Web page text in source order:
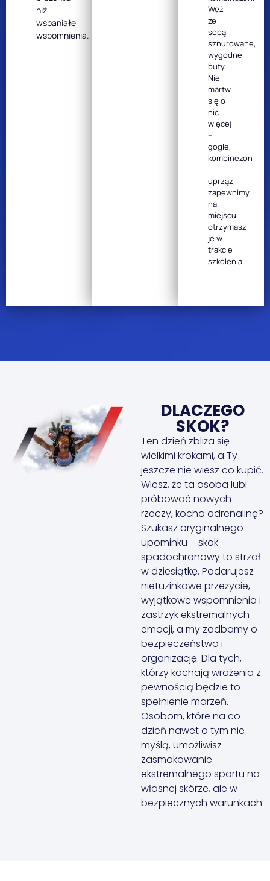
niż
wspaniałe
wspomnienia.
Weź
ze
sobą
sznurowane,
wygodne
buty.
Nie
martw
się o
nic
więcej
–
gogle,
kombinezon
i
uprząż
zapewnimy
na
miejscu,
otrzymasz
je w
trakcie
szkolenia.
DLACZEGO
SKOK?
Ten dzień zbliża się
wielkimi krokami, a Ty
jeszcze nie wiesz co kupić.
Wiesz, że ta osoba lubi
próbować nowych
rzeczy, kocha adrenalinę?
Szukasz oryginalnego
upominku – skok
spadochronowy to strzał
w dziesiątkę. Podarujesz
nietuzinkowe przeżycie,
wyjątkowe wspomnienia i
zastrzyk ekstremalnych
emocji, a my zadbamy o
bezpieczeństwo i
organizację. Dla tych,
którzy kochają wrażenia z
pewnością będzie to
spełnienie marzeń.
Osobom, które na co
dzień nawet o tym nie
myślą, umożliwisz
zasmakowanie
ekstremalnego sportu na
własnej skórze, ale w
bezpiecznych warunkach